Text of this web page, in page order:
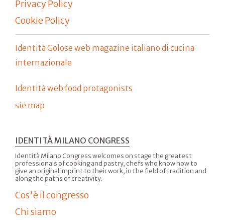
Privacy Policy
Cookie Policy
Identità Golose web magazine italiano di cucina
internazionale
Identità web food protagonists
sie map
IDENTITÀ MILANO CONGRESS
Identità Milano Congress welcomes on stage the greatest
professionals of cooking and pastry, chefs who know how to
give an original imprint to their work, in the field of tradition and
along the paths of creativity.
Cos'è il congresso
Chi siamo